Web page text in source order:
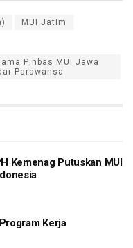
MUI Jatim
Pinbas MUI Jawa
Parawansa
Kemenag Putuskan MUI
Kerja